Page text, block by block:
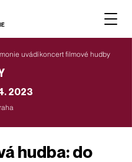
uvádíkoncert filmové hudby
2023
hudba: do